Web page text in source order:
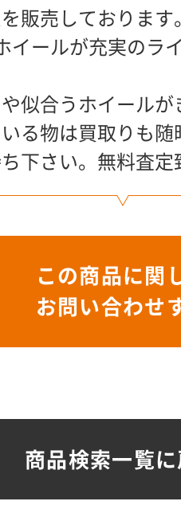
販売しております
イールが充実のラ
似合うホイール
る物は買取りも
下さい。無料査定
この商品に関
お問い合わせ
商品検索一覧